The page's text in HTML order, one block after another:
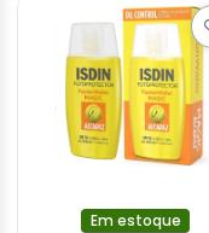
Em estoque